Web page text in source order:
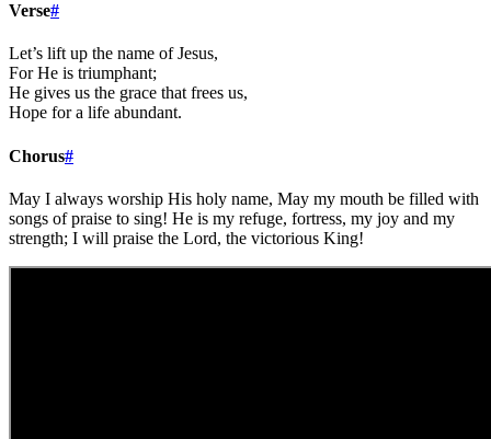
Verse#
Let’s lift up the name of Jesus,
For He is triumphant;
He gives us the grace that frees us,
Hope for a life abundant.
Chorus#
May I always worship His holy name, May my mouth be filled with
songs of praise to sing! He is my refuge, fortress, my joy and my
strength; I will praise the Lord, the victorious King!